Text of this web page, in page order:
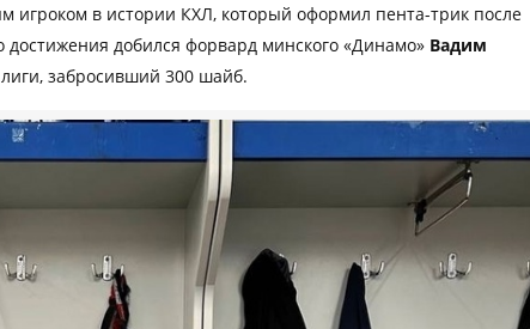
игроком в истории КХЛ, который оформил пента-трик после
достижения добился форвард минского «Динамо» Вадим
забросивший 300 шайб.